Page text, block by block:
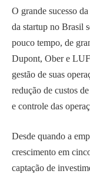
O grande sucesso
da startup no Brasil
pouco tempo, de
Dupont, Ober e
gestão de suas
redução de custos
e controle das
Desde quando a
crescimento em
captação de